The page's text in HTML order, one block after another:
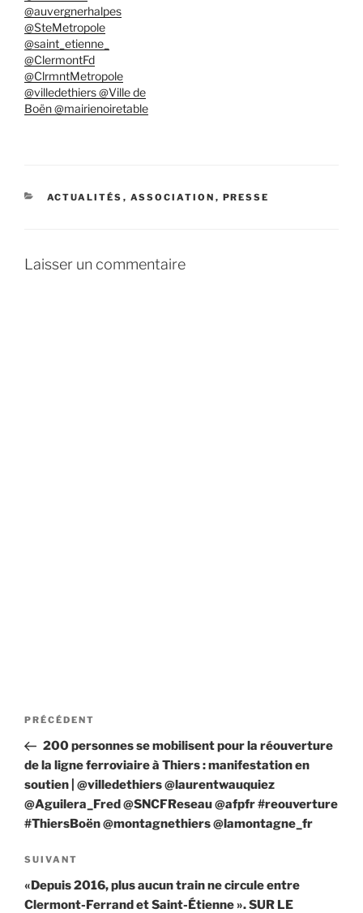
@auvergnerhalpes
@SteMetropole
@saint_etienne_
@ClermontFd
@ClrmntMetropole
@villedethiers @Ville de
Boën @mairienoiretable
CATÉGORIES
ACTUALITÉS , ASSOCIATION , PRESSE
Laisser un commentaire
Navigation
l’article
Article
précédent
PRÉCÉDENT
200 personnes se mobilisent pour la réouverture
de la ligne ferroviaire à Thiers : manifestation en
soutien | @villedethiers @laurentwauquiez
@Aguilera_Fred @SNCFReseau @afpfr #reouverture
#ThiersBoën @montagnethiers @lamontagne_fr
Article
suivant
SUIVANT
«Depuis 2016, plus aucun train ne circule entre
Clermont-Ferrand et Saint-Étienne ». SUR LE